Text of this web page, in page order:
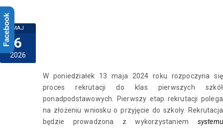
MAJ
6
2026
W poniedziałek 13 maja 2024 roku rozpoczyna się
proces rekrutacji do klas pierwszych szkół
ponadpodstawowych. Pierwszy etap rekrutacji polega
na złożeniu wniosku o przyjęcie do szkoły. Rekrutacja
będzie prowadzona z wykorzystaniem systemu
Facebook